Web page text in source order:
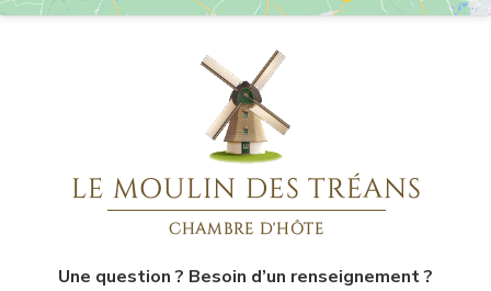
Une question ? Besoin d’un renseignement ?